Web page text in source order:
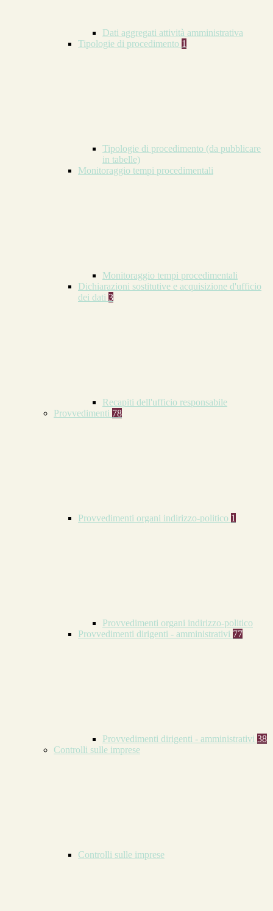
Dati aggregati attività amministrativa
Tipologie di procedimento 1
Tipologie di procedimento (da pubblicare
in tabelle)
Monitoraggio tempi procedimentali
Monitoraggio tempi procedimentali
Dichiarazioni sostitutive e acquisizione d'ufficio
dei dati 3
Recapiti dell'ufficio responsabile
Provvedimenti 78
Provvedimenti organi indirizzo-politico 1
Provvedimenti organi indirizzo-politico
Provvedimenti dirigenti - amministrativi 77
Provvedimenti dirigenti - amministrativi 38
Controlli sulle imprese
Controlli sulle imprese